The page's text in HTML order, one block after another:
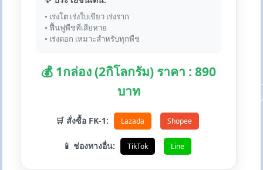
• เร่งโต เร่งใบเขียว เร่งราก
• ฟื้นฟูพืชที่เสียหาย
• เร่งดอก เหมาะสำหรับทุกพืช
💰 1กล่อง (2กิโลกรัม) ราคา : 890
บาท
🛒 สั่งซื้อ FK-1: Lazada Shopee
📱 ช่องทางอื่น: TikTok Line